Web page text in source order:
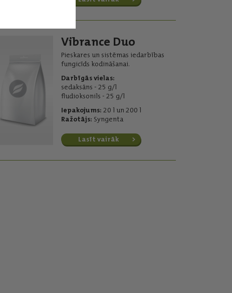
Vibrance Duo
Pieskares un sistēmas iedarbības
fungicīds kodināšanai.
Darbīgās vielas:
sedaksāns - 25 g/l
fludioksonils - 25 g/l
Iepakojums: 20 l un 200 l
Ražotājs: Syngenta
Lasīt vairāk